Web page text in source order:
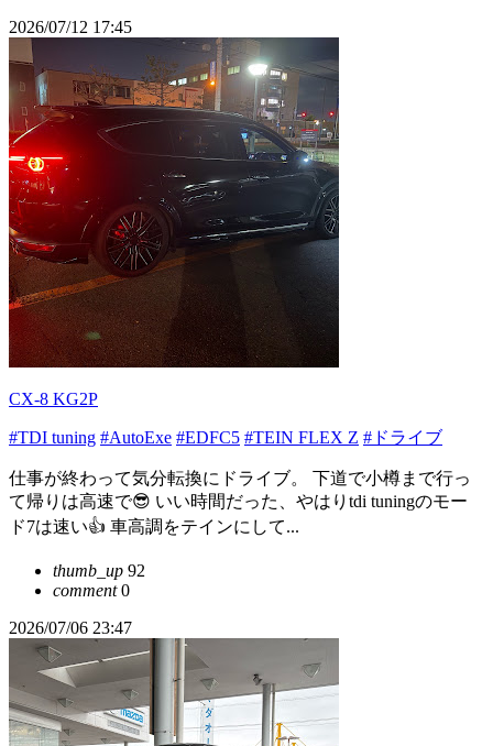
2026/07/12 17:45
CX-8 KG2P
#TDI tuning #AutoExe #EDFC5 #TEIN FLEX Z #ドライブ
仕事が終わって気分転換にドライブ。 下道で小樽まで行っ
て帰りは高速で😎 いい時間だった、やはりtdi tuningのモー
ド7は速い👍 車高調をテインにして...
thumb_up 92
comment0
2026/07/06 23:47